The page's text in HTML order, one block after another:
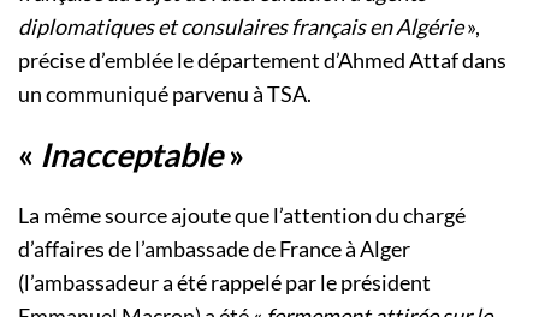
diplomatiques et consulaires français en Algérie»,
précise d’emblée le département d’Ahmed Attaf dans
un communiqué parvenu à TSA.
« Inacceptable»
La même source ajoute que l’attention du chargé
d’affaires de l’ambassade de France à Alger
(l’ambassadeur a été rappelé par le président